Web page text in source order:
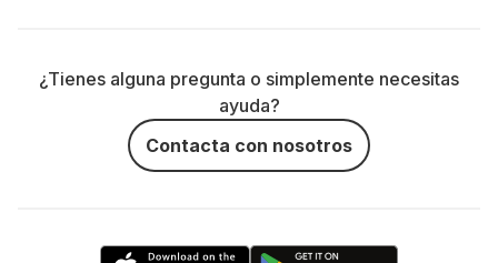
¿Tienes alguna pregunta o simplemente necesitas
ayuda?
Contacta con nosotros